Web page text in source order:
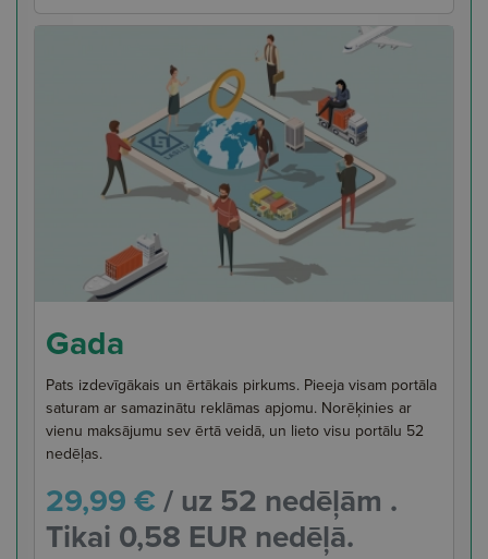
Gada
Pats izdevīgākais un ērtākais pirkums. Pieeja visam portāla
saturam ar samazinātu reklāmas apjomu. Norēķinies ar
vienu maksājumu sev ērtā veidā, un lieto visu portālu 52
nedēļas.
29,99 € / uz 52 nedēļām .
Tikai 0,58 EUR nedēļā.